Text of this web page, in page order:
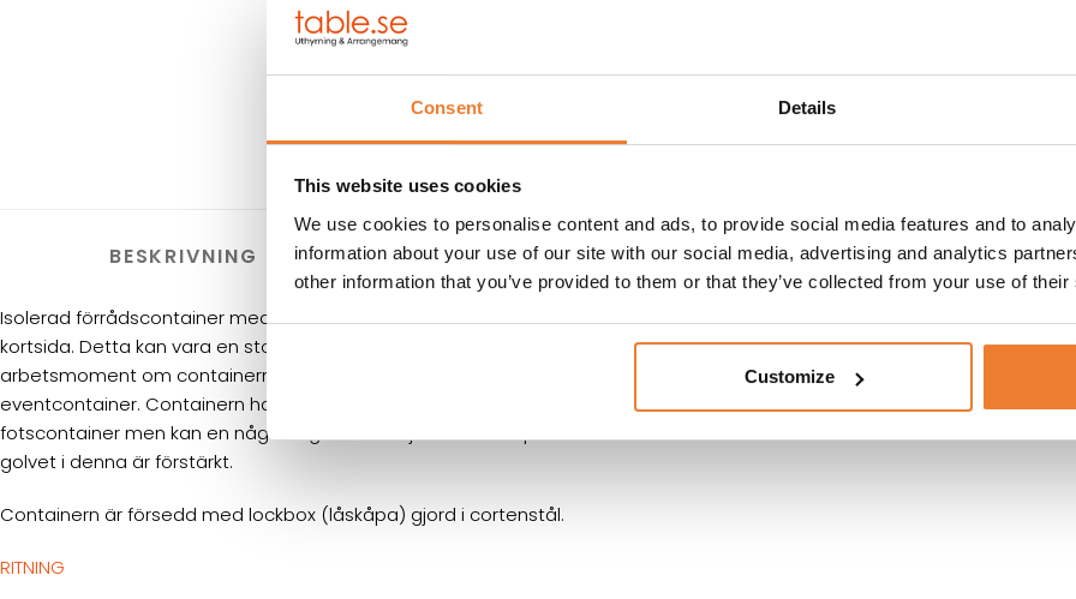
Consent Details
This website uses cookies
We use cookies to personalise content and ads, to provide social media features and to
information about your use of our site with our social media, advertising and analytics
other information that you’ve provided to them or that they’ve collected from your use of
Customize
BESKRIVNING TEKNISK INFORMATION HYRESVILLKOR
Isolerad förrådscontainer med en öppningsbar långsida samt en öppningsbar
kortsida. Detta kan vara en stor fördel vid lastning av långt gods eller i vissa
arbetsmoment om containern används som t.ex. sågcontainer eller
eventcontainer. Containern har samma yttermått som en vanlig 20-
fotscontainer men kan en något lägre innerhöjd beroende på tillverkare då
golvet i denna är förstärkt.
Containern är försedd med lockbox (låskåpa) gjord i cortenstål.
RITNING